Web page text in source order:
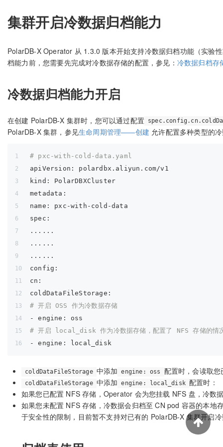
集群开启冷数据归档能力
PolarDB-X Operator 从 1.3.0 版本开始支持冷数据归档功能（实验
档能力前，您需要先完成对冷数据存储的配置，参见： 冷数据归档存
冷数据归档能力开启
在创建 PolarDB-X 集群时，您可以通过配置
PolarDB-X 集群，参见生命周期管理——创建 允许配置多种类型的
# pxc-with-cold-data.yaml
apiVersion:
polardbx.aliyun.com/v1
kind:
PolarDBXCluster
metadata:
name:
pxc-with-cold-data
spec:
......
......
......
config:
cn:
coldDataFileStorage:
# 开启 OSS 作为冷数据存储
- engine:
oss
# 开启 local_disk 作为冷数据存储，配置了 NFS 存储的情
- engine:
local_disk
coldDataFileStorage 中添加 engine: oss 配置时，会读取
coldDataFileStorage 中添加 engine: local_disk 配置时：
如果您已配置 NFS 存储，Operator 会为您挂载 NFS 盘，冷数
如果您未配置 NFS 存储，冷数据会归档至 CN pod 容器的本地
于安全性的限制，目前暂不支持对已有的 PolarDB-X 集群开启